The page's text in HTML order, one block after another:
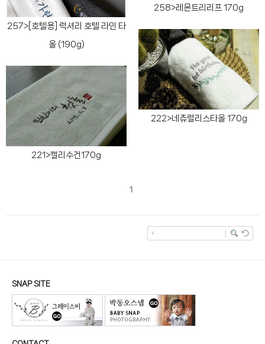
258>레몬트리리프 170g
257>[호텔용] 럭셔리 호텔 라인 타
올 (190g)
222>네츄럴리스타올 170g
221>캘리수건170g
1
SNAP SITE